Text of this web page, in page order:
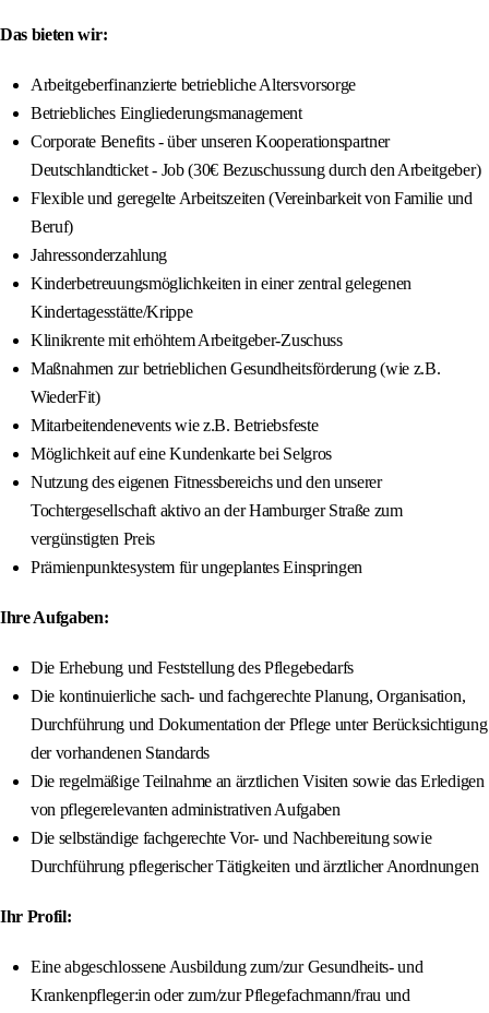
Das bieten wir:
Arbeitgeberfinanzierte betriebliche Altersvorsorge
Betriebliches Eingliederungsmanagement
Corporate Benefits - über unseren Kooperationspartner
Deutschlandticket - Job (30€ Bezuschussung durch den Arbeitgeber)
Flexible und geregelte Arbeitszeiten (Vereinbarkeit von Familie und
Beruf)
Jahressonderzahlung
Kinderbetreuungsmöglichkeiten in einer zentral gelegenen
Kindertagesstätte/Krippe
Klinikrente mit erhöhtem Arbeitgeber-Zuschuss
Maßnahmen zur betrieblichen Gesundheitsförderung (wie z.B.
WiederFit)
Mitarbeitendenevents wie z.B. Betriebsfeste
Möglichkeit auf eine Kundenkarte bei Selgros
Nutzung des eigenen Fitnessbereichs und den unserer
Tochtergesellschaft aktivo an der Hamburger Straße zum
vergünstigten Preis
Prämienpunktesystem für ungeplantes Einspringen
Ihre Aufgaben:
Die Erhebung und Feststellung des Pflegebedarfs
Die kontinuierliche sach- und fachgerechte Planung, Organisation,
Durchführung und Dokumentation der Pflege unter Berücksichtigung
der vorhandenen Standards
Die regelmäßige Teilnahme an ärztlichen Visiten sowie das Erledigen
von pflegerelevanten administrativen Aufgaben
Die selbständige fachgerechte Vor- und Nachbereitung sowie
Durchführung pflegerischer Tätigkeiten und ärztlicher Anordnungen
Ihr Profil:
Eine abgeschlossene Ausbildung zum/zur Gesundheits- und
Krankenpfleger:in oder zum/zur Pflegefachmann/frau und